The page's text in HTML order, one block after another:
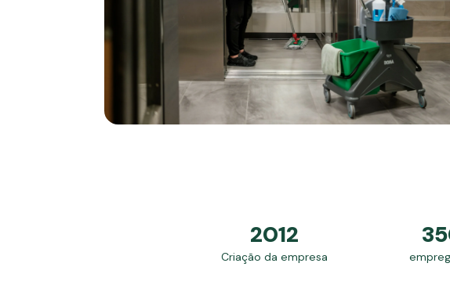
2012
Criação da empresa